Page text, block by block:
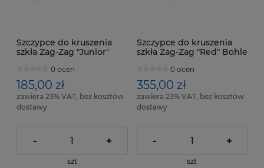
Szczypce do kruszenia
szkła Zag-Zag "Junior"
0 ocen
185,00 zł
zawiera 23% VAT, bez kosztów
dostawy
- +
szt
Szczypce do kruszenia
szkła Zag-Zag "Red" Bohle
0 ocen
355,00 zł
zawiera 23% VAT, bez kosztów
dostawy
- +
szt